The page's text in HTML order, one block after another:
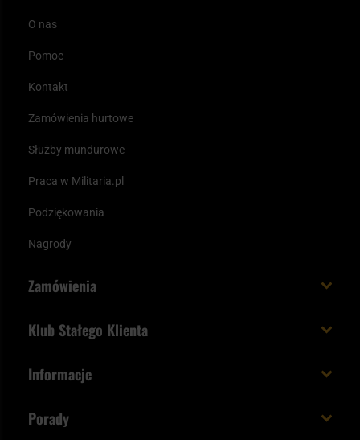
O nas
Pomoc
Kontakt
Zamówienia hurtowe
Służby mundurowe
Praca w Militaria.pl
Podziękowania
Nagrody
Zamówienia
Paczka w weekend
Status zamówienia
Klub Stałego Klienta
Unboxing Militaria.pl
Informacje
Porady